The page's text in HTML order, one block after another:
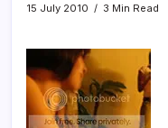
15 July 2010
3 Min Read